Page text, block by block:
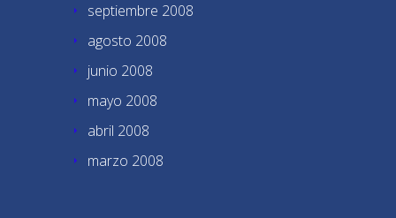
septiembre 2008
agosto 2008
junio 2008
mayo 2008
abril 2008
marzo 2008